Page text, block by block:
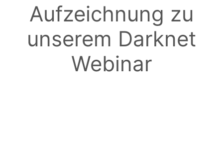
Aufzeichnung zu
unserem Darknet
Webinar